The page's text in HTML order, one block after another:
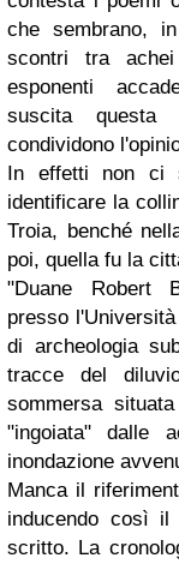
che sembrano,
scontri tra
esponenti
suscita
condividono
In effetti non ci
identificare la
Troia, benché
poi, quella fu la
"Duane Robert
presso
di archeologia
tracce del
sommersa
"ingoiata" dalle
inondazione
Manca il
inducendo così
scritto. La